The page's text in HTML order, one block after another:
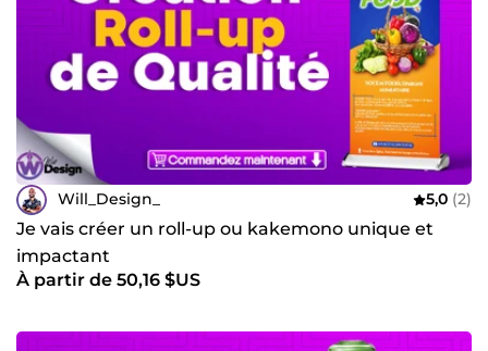
Will_Design_ 5,0 (2)
Je vais créer un roll-up ou kakemono unique et
impactant
À partir de 50,16 $US